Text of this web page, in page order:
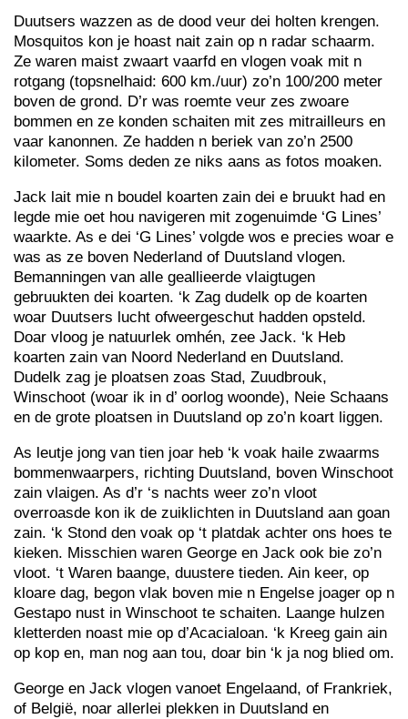
Duutsers wazzen as de dood veur dei holten krengen.
Mosquitos kon je hoast nait zain op n radar schaarm.
Ze waren maist zwaart vaarfd en vlogen voak mit n
rotgang (topsnelhaid: 600 km./uur) zo’n 100/200 meter
boven de grond. D’r was roemte veur zes zwoare
bommen en ze konden schaiten mit zes mitrailleurs en
vaar kanonnen. Ze hadden n beriek van zo’n 2500
kilometer. Soms deden ze niks aans as fotos moaken.
Jack lait mie n boudel koarten zain dei e bruukt had en
legde mie oet hou navigeren mit zogenuimde ‘G Lines’
waarkte. As e dei ‘G Lines’ volgde wos e precies woar e
was as ze boven Nederland of Duutsland vlogen.
Bemanningen van alle geallieerde vlaigtugen
gebruukten dei koarten. ‘k Zag dudelk op de koarten
woar Duutsers lucht ofweergeschut hadden opsteld.
Doar vloog je natuurlek omhén, zee Jack. ‘k Heb
koarten zain van Noord Nederland en Duutsland.
Dudelk zag je ploatsen zoas Stad, Zuudbrouk,
Winschoot (woar ik in d’ oorlog woonde), Neie Schaans
en de grote ploatsen in Duutsland op zo’n koart liggen.
As leutje jong van tien joar heb ‘k voak haile zwaarms
bommenwaarpers, richting Duutsland, boven Winschoot
zain vlaigen. As d’r ‘s nachts weer zo’n vloot
overroasde kon ik de zuiklichten in Duutsland aan goan
zain. ‘k Stond den voak op ‘t platdak achter ons hoes te
kieken. Misschien waren George en Jack ook bie zo’n
vloot. ‘t Waren baange, duustere tieden. Ain keer, op
kloare dag, begon vlak boven mie n Engelse joager op n
Gestapo nust in Winschoot te schaiten. Laange hulzen
kletterden noast mie op d’Acacialoan. ‘k Kreeg gain ain
op kop en, man nog aan tou, doar bin ‘k ja nog blied om.
George en Jack vlogen vanoet Engelaand, of Frankriek,
of België, noar allerlei plekken in Duutsland en